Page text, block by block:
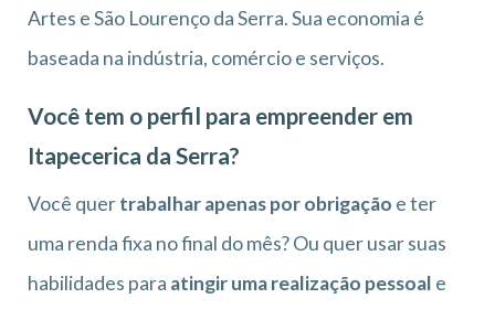
Artes e São Lourenço da Serra. Sua economia é
baseada na indústria, comércio e serviços.
Você tem o perfil para empreender em
Itapecerica da Serra?
Você quertrabalhar apenas por obrigação e ter
uma renda fixa no final do mês? Ou quer usar suas
habilidades para atingir uma realização pessoal e